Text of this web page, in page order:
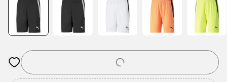
Åbner en Modal til at logge ind eller tilmelde dig som medlem